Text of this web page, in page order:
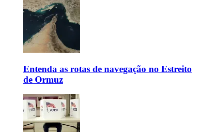
Entenda as rotas de navegação no Estreito
de Ormuz